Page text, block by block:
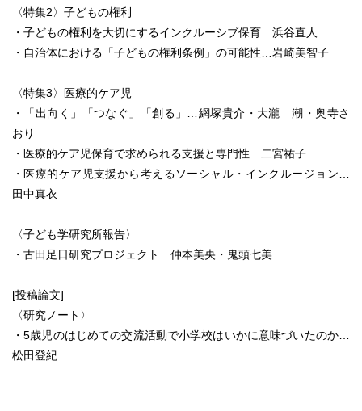
〈特集2〉子どもの権利
・子どもの権利を大切にするインクルーシブ保育…浜谷直人
・自治体における「子どもの権利条例」の可能性…岩崎美智子
〈特集3〉医療的ケア児
・「出向く」「つなぐ」「創る」…網塚貴介・大瀧 潮・奥寺さ
おり
・医療的ケア児保育で求められる支援と専門性…二宮祐子
・医療的ケア児支援から考えるソーシャル・インクルージョン…
田中真衣
〈子ども学研究所報告〉
・古田足日研究プロジェクト…仲本美央・鬼頭七美
[投稿論文]
〈研究ノート〉
・5歳児のはじめての交流活動で小学校はいかに意味づいたのか…
松田登紀